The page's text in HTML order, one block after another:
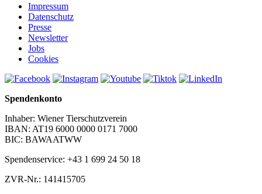
Impressum
Datenschutz
Presse
Newsletter
Jobs
Cookies
Spendenkonto
Inhaber: Wiener Tierschutzverein
IBAN: AT19 6000 0000 0171 7000
BIC: BAWAATWW
Spendenservice: +43 1 699 24 50 18
ZVR-Nr.: 141415705